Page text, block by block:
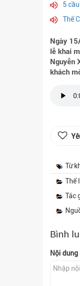
5
Thể
Ngày
lễ khai
Nguyễn
khách
Từ
Thể
Tác
Bình
Nội dung